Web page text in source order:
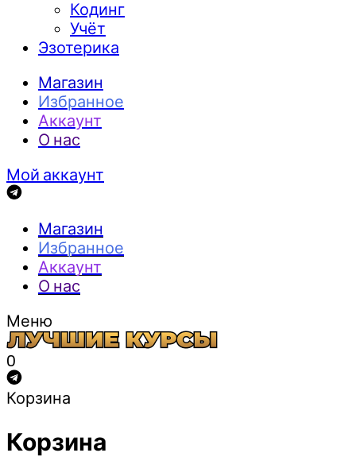
Кодинг
Учёт
Эзотерика
Магазин
Избранное
Аккаунт
О нас
Мой аккаунт
Магазин
Избранное
Аккаунт
О нас
Меню
0
Корзина
Корзина